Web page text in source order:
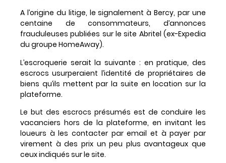
A l’origine du litige, le signalement à Bercy, par une
centaine de consommateurs, d’annonces
frauduleuses publiées sur le site Abritel (ex-Expedia
du groupe HomeAway).
L’escroquerie serait la suivante : en pratique, des
escrocs usurperaient l’identité de propriétaires de
biens qu’ils mettent par la suite en location sur la
plateforme.
Le but des escrocs présumés est de conduire les
vacanciers hors de la plateforme, en invitant les
loueurs à les contacter par email et à payer par
virement à des prix un peu plus avantageux que
ceux indiqués sur le site.